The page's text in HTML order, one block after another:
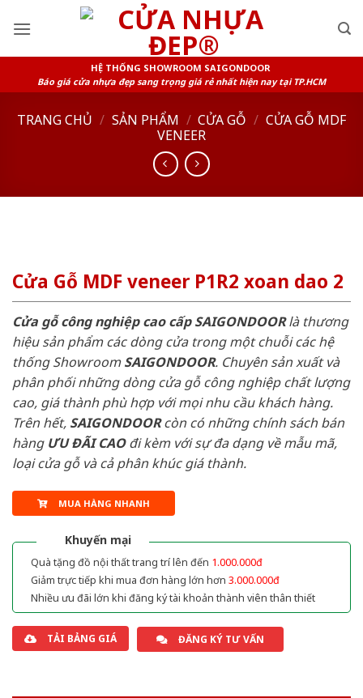
HỆ THỐNG SHOWROOM SAIGONDOOR
Báo giá cửa nhựa đẹp sang trọng giá rẻ nhất hiện nay tại TP.HCM
TRANG CHỦ / SẢN PHẨM / CỬA GỖ / CỬA GỖ MDF
VENEER
Cửa Gỗ MDF veneer P1R2 xoan dao 2
Cửa gỗ công nghiệp cao cấp SAIGONDOORlà thương
hiệu sản phẩm các dòng cửa trong một chuỗi các hệ
thống ShowroomSAIGONDOOR. Chuyên sản xuất và
phân phối những dòng cửa gỗ công nghiệp chất lượng
cao, giá thành phù hợp với mọi nhu cầu khách hàng.
Trên hết, SAIGONDOORcòn có những chính sách bán
hàng ƯU ĐÃI CAOđi kèm với sự đa dạng về mẫu mã,
loại cửa gỗ và cả phân khúc giá thành.
MUA HÀNG NHANH
Khuyến mại
Quà tặng đồ nội thất trang trí lên đến 1.000.000đ
Giảm trực tiếp khi mua đơn hàng lớn hơn 3.000.000đ
Nhiều ưu đãi lớn khi đăng ký tài khoản thành viên thân thiết
TẢI BẢNG GIÁ ĐĂNG KÝ TƯ VẤN